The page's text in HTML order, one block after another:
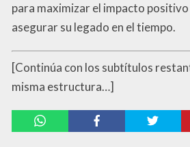
para maximizar el impacto
asegurar su legado en el tiempo.
[Continúa con los subtítulos
misma estructura…]